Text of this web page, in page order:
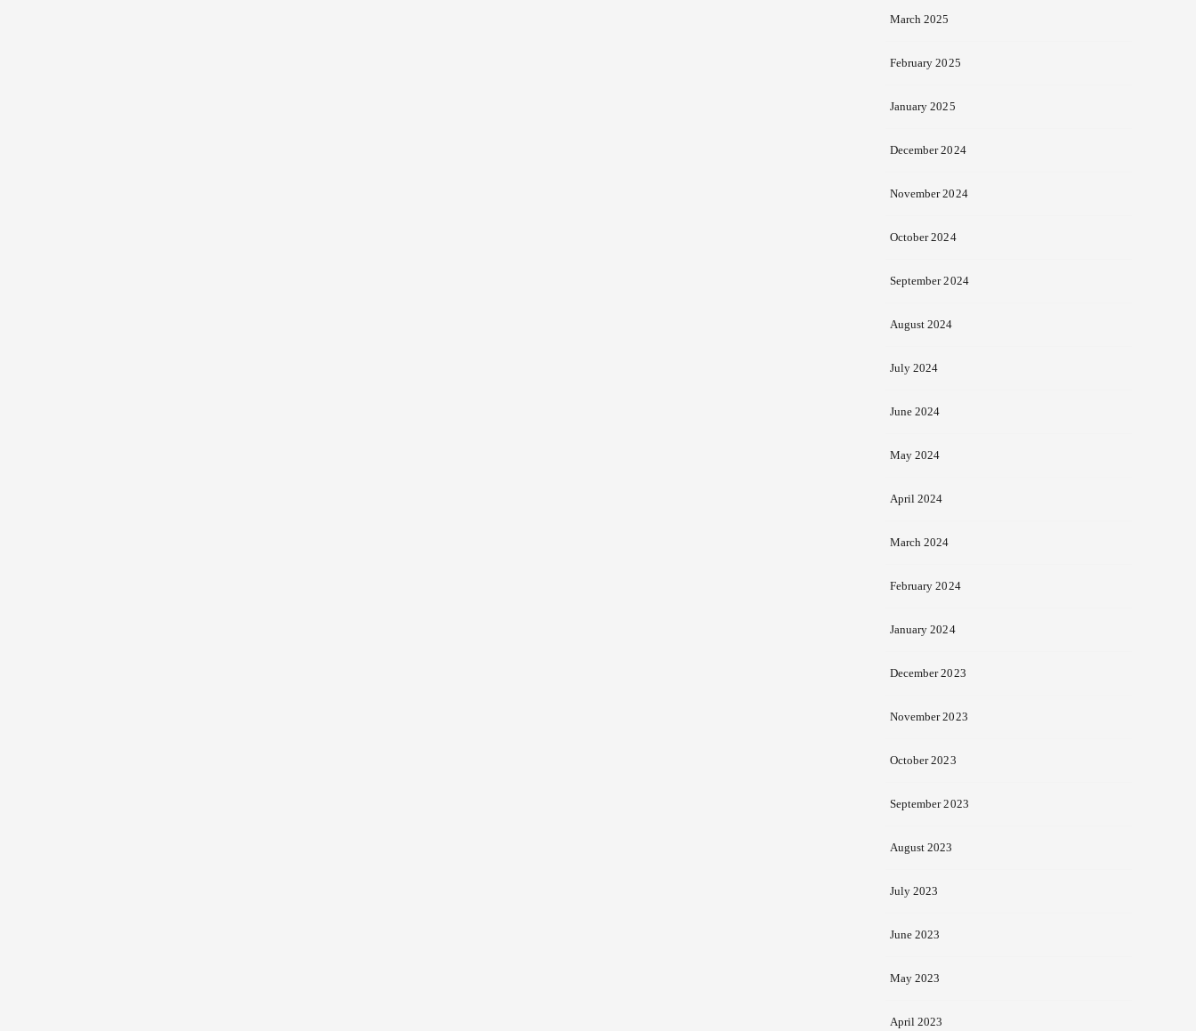
March 2025
February 2025
January 2025
December 2024
November 2024
October 2024
September 2024
August 2024
July 2024
June 2024
May 2024
April 2024
March 2024
February 2024
January 2024
December 2023
November 2023
October 2023
September 2023
August 2023
July 2023
June 2023
May 2023
April 2023